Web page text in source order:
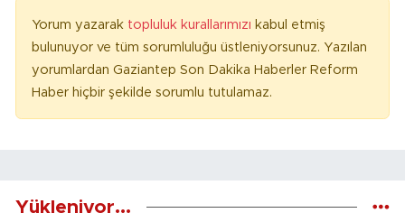
Yorum yazarak topluluk kurallarımızı kabul etmiş
bulunuyor ve tüm sorumluluğu üstleniyorsunuz. Yazılan
yorumlardan Gaziantep Son Dakika Haberler Reform
Haber hiçbir şekilde sorumlu tutulamaz.
Yükleniyor...